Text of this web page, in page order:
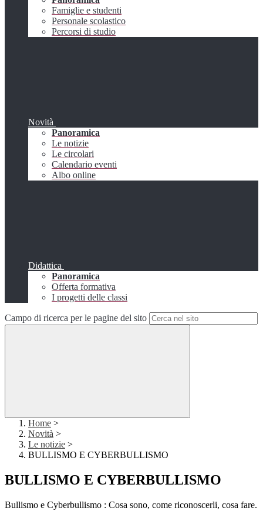
Famiglie e studenti
Personale scolastico
Percorsi di studio
Novità
Panoramica
Le notizie
Le circolari
Calendario eventi
Albo online
Didattica
Panoramica
Offerta formativa
I progetti delle classi
Campo di ricerca per le pagine del sito
Home >
Novità >
Le notizie >
BULLISMO E CYBERBULLISMO
BULLISMO E CYBERBULLISMO
Bullismo e Cyberbullismo : Cosa sono, come riconoscerli, cosa fare.